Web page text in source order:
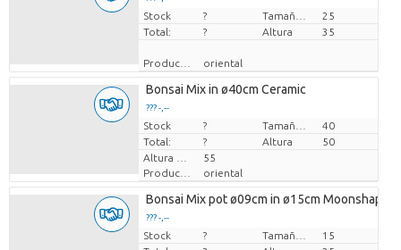
Precio por pieza
Stock ?
25
Total:
? Altura 35
Productor oriental
Bonsai Mix in ø40cm Ceramic
??? -,--
Precio por pieza
Stock ?
40
Total:
? Altura
50
55
Productor
oriental
Bonsai Mix pot ø09cm in ø15cm Moonshape
??? -,--
Precio por pieza
Stock ?
15